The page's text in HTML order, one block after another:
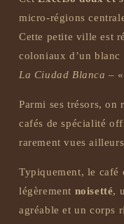
micro-régions
Cette petite ville est
coloniaux d’un
La Ciudad Blanca –
Parmi ses trésors, on
cafés de spécialité
rarement vues
Typiquement, le café
légèrement noisetté,
agréable et un corps